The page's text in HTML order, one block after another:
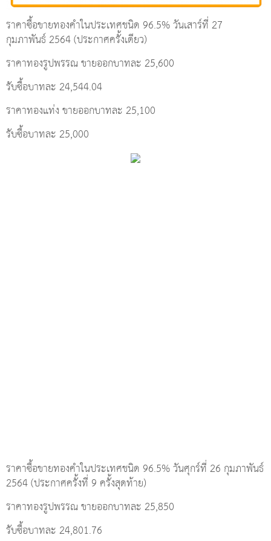
ราคาซื้อขายทองคำในประเทศชนิด 96.5% วันเสาร์ที่ 27
กุมภาพันธ์ 2564 (ประกาศครั้งเดียว)
ราคาทองรูปพรรณ ขายออกบาทละ 25,600
รับซื้อบาทละ 24,544.04
ราคาทองแท่ง ขายออกบาทละ 25,100
รับซื้อบาทละ 25,000
ราคาซื้อขายทองคำในประเทศชนิด 96.5% วันศุกร์ที่ 26 กุมภาพันธ์
2564 (ประกาศครั้งที่ 9 ครั้งสุดท้าย)
ราคาทองรูปพรรณ ขายออกบาทละ 25,850
รับซื้อบาทละ 24,801.76